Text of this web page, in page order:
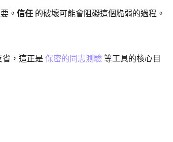
。 信任 的破壞可能會阻礙這個脆弱的過程。
，這正是 保密的同志測驗 等工具的核心目